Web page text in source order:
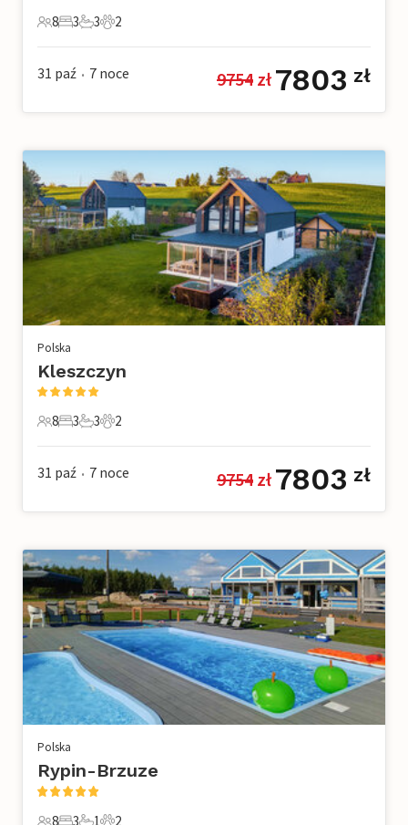
8 Goście
8
3 Sypialnie
3
3 Łazienki
3
2 Zwierzęta domowe
2
31 paź • 7 noce 9754 zł 7803 zł
Polska
Kleszczyn
8 Goście
8
3 Sypialnie
3
3 Łazienki
3
2 Zwierzęta domowe
2
31 paź • 7 noce 9754 zł 7803 zł
Polska
Rypin-Brzuze
8 3 1 2